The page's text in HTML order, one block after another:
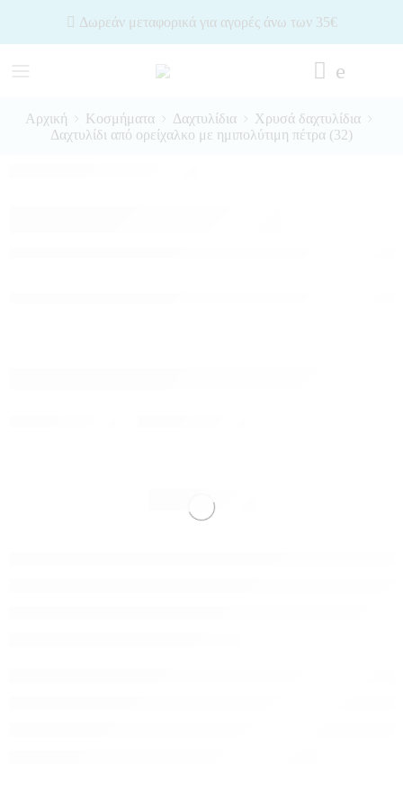
Δωρεάν μεταφορικά για αγορές άνω των 35€
Αρχική Κοσμήματα Δαχτυλίδια
Χρυσά δαχτυλίδια
Δαχτυλίδι από ορείχαλκο με ημιπολύτιμη πέτρα (32)